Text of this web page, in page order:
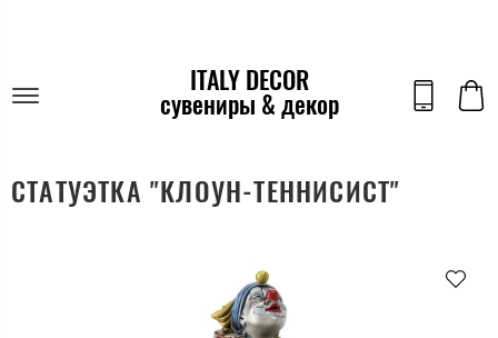
ITALY DECOR
сувениры & декор
СТАТУЭТКА "КЛОУН-ТЕННИСИСТ"